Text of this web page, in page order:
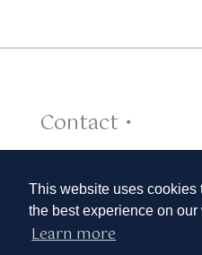
This website uses cookies
the best experience on our
Learn more
Contact •
Cookies •